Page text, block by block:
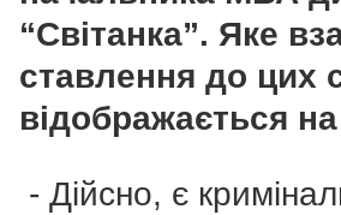
“Світанка”. Яке
ставлення до цих
відображається на
- Дійсно, є